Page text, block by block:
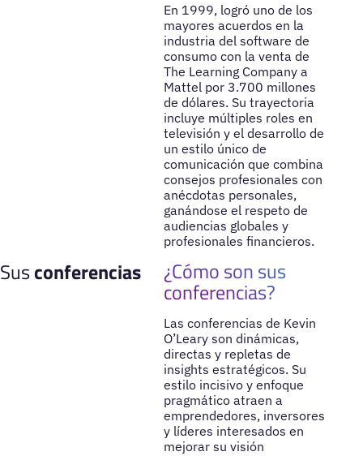
En 1999, logró uno de los
mayores acuerdos en la
industria del software de
consumo con la venta de
The Learning Company a
Mattel por 3.700 millones
de dólares. Su trayectoria
incluye múltiples roles en
televisión y el desarrollo de
un estilo único de
comunicación que combina
consejos profesionales con
anécdotas personales,
ganándose el respeto de
audiencias globales y
profesionales financieros.
Susconferencias ¿Cómo son sus
conferencias?
Las conferencias de Kevin
O’Leary son dinámicas,
directas y repletas de
insights estratégicos. Su
estilo incisivo y enfoque
pragmático atraen a
emprendedores, inversores
y líderes interesados en
mejorar su visión